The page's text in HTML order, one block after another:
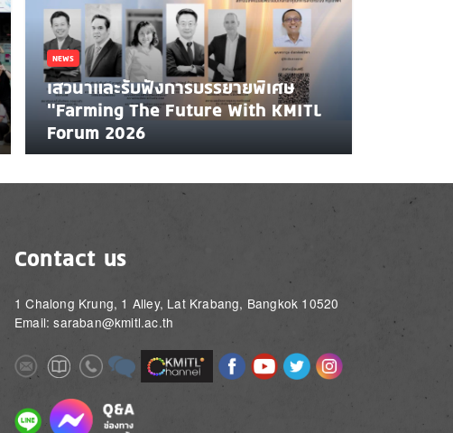
NEWS
เสวนาและรับฟังการบรรยายพิเศษ
"Farming The Future With KMITL
Forum 2026
Contact us
1 Chalong Krung, 1 Alley, Lat Krabang, Bangkok 10520
Email: saraban@kmitl.ac.th
ImageImageImageImage Image ImageImageImageImage
Image Image